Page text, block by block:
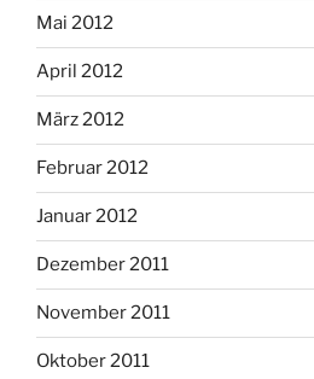
Mai 2012
April 2012
März 2012
Februar 2012
Januar 2012
Dezember 2011
November 2011
Oktober 2011